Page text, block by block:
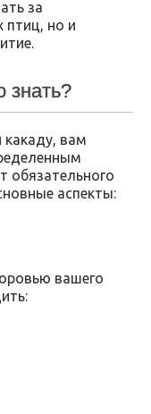
за
птиц, но и
знать?
какаду, вам
обязательного
аспекты:
вашего